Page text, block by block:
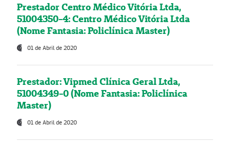
Prestador Centro Médico Vitória Ltda,
51004350-4: Centro Médico Vitória Ltda
(Nome Fantasia: Policlínica Master)
01 de Abril de 2020
Prestador: Vipmed Clínica Geral Ltda,
51004349-0 (Nome Fantasia: Policlínica
Master)
01 de Abril de 2020